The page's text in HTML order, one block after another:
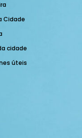
Cidade
cidade
úteis